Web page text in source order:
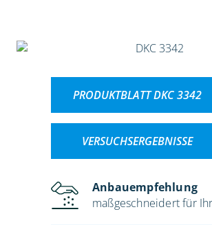
PRODUKTBLATT DKC 3342
VERSUCHSERGEBNISSE
Anbauempfehlung
maßgeschneidert für